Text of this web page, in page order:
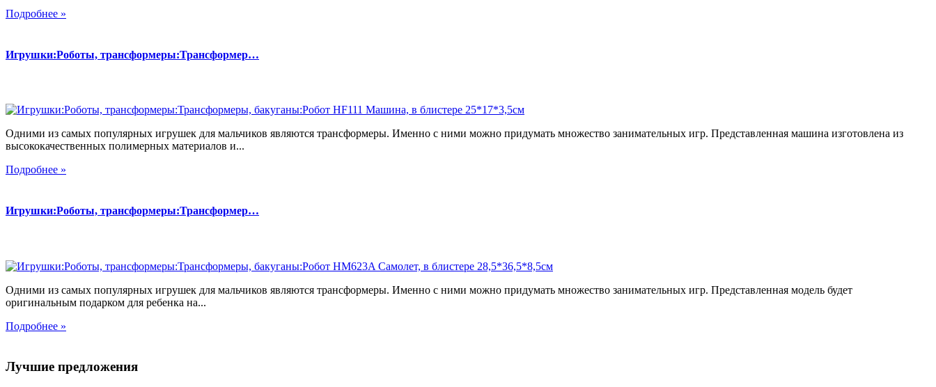
Подробнее »
Игрушки:Роботы, трансформеры:Трансформер…
Одними из самых популярных игрушек для мальчиков являются трансформеры. Именно с ними можно придумать множество занимательных игр. Представленная машина изготовлена из
высококачественных полимерных материалов и...
Подробнее »
Игрушки:Роботы, трансформеры:Трансформер…
Одними из самых популярных игрушек для мальчиков являются трансформеры. Именно с ними можно придумать множество занимательных игр. Представленная модель будет
оригинальным подарком для ребенка на...
Подробнее »
Лучшие предложения